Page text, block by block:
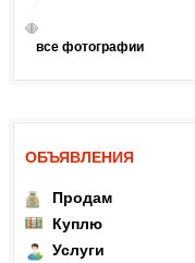
все фотографии
ОБЪЯВЛЕНИЯ
Продам
Куплю
Услуги